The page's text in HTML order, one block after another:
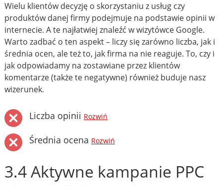
Wielu klientów decyzję o skorzystaniu z usług czy
produktów danej firmy podejmuje na podstawie opinii w
internecie. A te najłatwiej znaleźć w wizytówce Google.
Warto zadbać o ten aspekt – liczy się zarówno liczba, jak i
średnia ocen, ale też to, jak firma na nie reaguje. To, czy i
jak odpowiadamy na zostawiane przez klientów
komentarze (także te negatywne) również buduje nasz
wizerunek.
Liczba opinii Rozwiń
Średnia ocena Rozwiń
3.4 Aktywne kampanie PPC